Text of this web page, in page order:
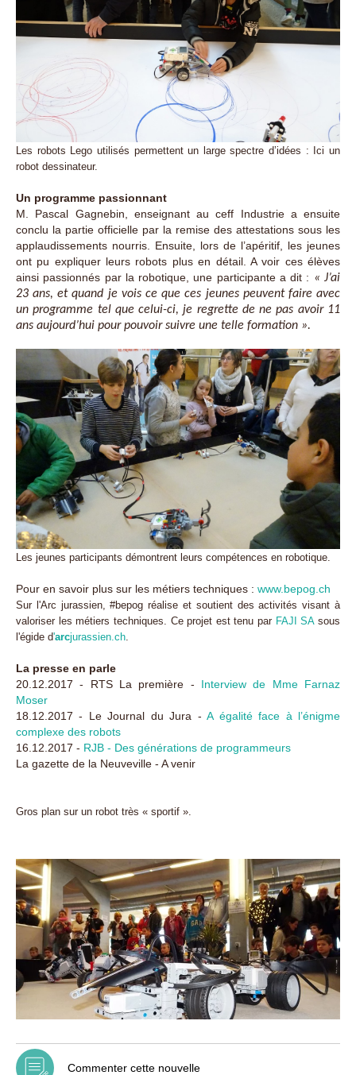
Les robots Lego utilisés permettent un large spectre d’idées : Ici un
robot dessinateur.
Un programme passionnant
M. Pascal Gagnebin, enseignant au ceff Industrie a ensuite
conclu la partie officielle par la remise des attestations sous les
applaudissements nourris. Ensuite, lors de l’apéritif, les jeunes
ont pu expliquer leurs robots plus en détail. A voir ces élèves
ainsi passionnés par la robotique, une participante a dit : « J’ai
23 ans, et quand je vois ce que ces jeunes peuvent faire avec
un programme tel que celui-ci, je regrette de ne pas avoir 11
ans aujourd’hui pour pouvoir suivre une telle formation ».
Les jeunes participants démontrent leurs compétences en robotique.
Pour en savoir plus sur les métiers techniques : www.bepog.ch
Sur l'Arc jurassien, #bepog réalise et soutient des activités visant à
valoriser les métiers techniques. Ce projet est tenu par FAJI SAsous
l'égide d'arcjurassien.ch.
La presse en parle
20.12.2017 - RTS La première - Interview de Mme Farnaz
Moser
18.12.2017 - Le Journal du Jura -A égalité face à l’énigme
complexe des robots
16.12.2017 - RJB - Des générations de programmeurs
La gazette de la Neuveville - A venir
Gros plan sur un robot très « sportif ».
Commenter cette nouvelle